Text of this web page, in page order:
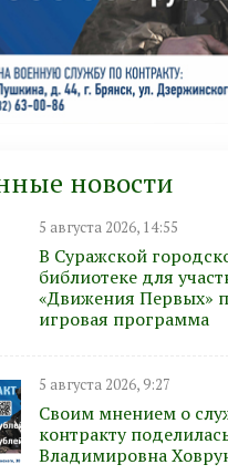
новости
5 августа 2026, 14:55
В Суражской
библиотеке для
«Движения Первых»
игровая программа
5 августа 2026, 9:27
Своим мнением о
контракту
Владимировна